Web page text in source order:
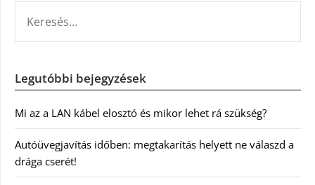
Legutóbbi bejegyzések
Mi az a LAN kábel elosztó és mikor lehet rá szükség?
Autóüvegjavítás időben: megtakarítás helyett ne válaszd a
drága cserét!